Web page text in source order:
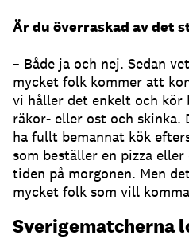
Är du överraskad av det
– Både ja och nej. Sedan
mycket folk kommer att
vi håller det enkelt och kör
räkor- eller ost och
ha fullt bemannat kök
som beställer en pizza
tiden på morgonen. Men
mycket folk som vill
Sverigematcherna